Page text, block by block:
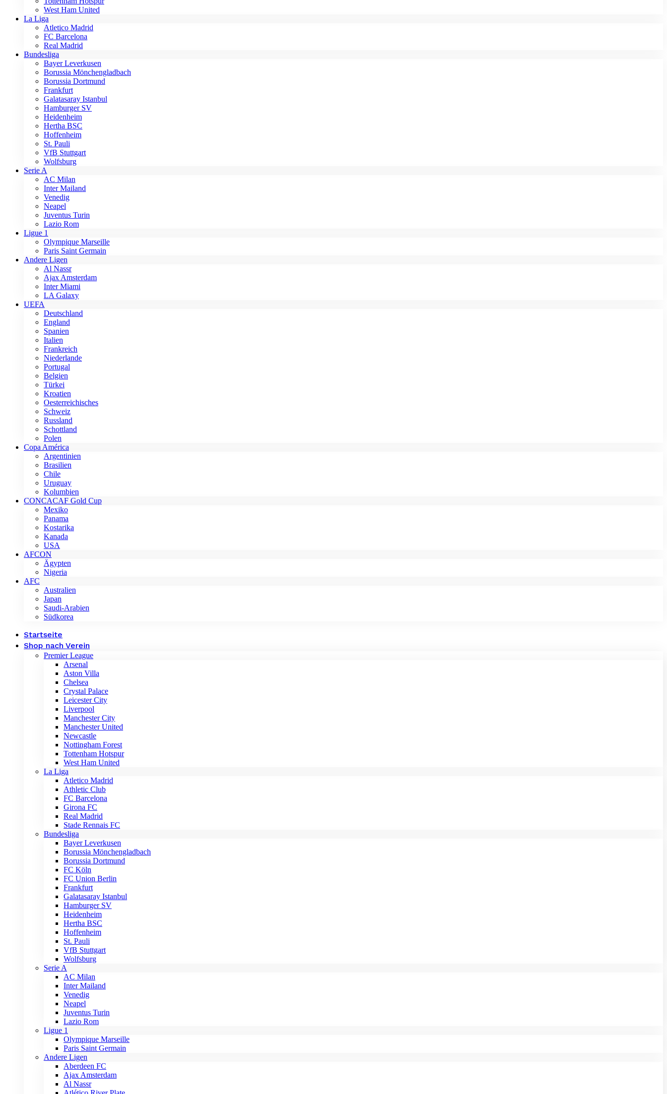
West Ham United
La Liga
Atletico Madrid
FC Barcelona
Real Madrid
Bundesliga
Bayer Leverkusen
Borussia Mönchengladbach
Borussia Dortmund
Frankfurt
Galatasaray Istanbul
Hamburger SV
Heidenheim
Hertha BSC
Hoffenheim
St. Pauli
VfB Stuttgart
Wolfsburg
Serie A
AC Milan
Inter Mailand
Venedig
Neapel
Juventus Turin
Lazio Rom
Ligue 1
Olympique Marseille
Paris Saint Germain
Andere Ligen
Al Nassr
Ajax Amsterdam
Inter Miami
LA Galaxy
UEFA
Deutschland
England
Spanien
Italien
Frankreich
Niederlande
Portugal
Belgien
Türkei
Kroatien
Oesterreichisches
Schweiz
Russland
Schottland
Polen
Copa América
Argentinien
Brasilien
Chile
Uruguay
Kolumbien
CONCACAF Gold Cup
Mexiko
Panama
Kostarika
Kanada
USA
AFCON
Ägypten
Nigeria
AFC
Australien
Japan
Saudi-Arabien
Südkorea
Startseite
Shop nach Verein
Premier League
Arsenal
Aston Villa
Chelsea
Crystal Palace
Leicester City
Liverpool
Manchester City
Manchester United
Newcastle
Nottingham Forest
Tottenham Hotspur
West Ham United
La Liga
Atletico Madrid
Athletic Club
FC Barcelona
Girona FC
Real Madrid
Stade Rennais FC
Bundesliga
Bayer Leverkusen
Borussia Mönchengladbach
Borussia Dortmund
FC Köln
FC Union Berlin
Frankfurt
Galatasaray Istanbul
Hamburger SV
Heidenheim
Hertha BSC
Hoffenheim
St. Pauli
VfB Stuttgart
Wolfsburg
Serie A
AC Milan
Inter Mailand
Venedig
Neapel
Juventus Turin
Lazio Rom
Ligue 1
Olympique Marseille
Paris Saint Germain
Andere Ligen
Aberdeen FC
Ajax Amsterdam
Al Nassr